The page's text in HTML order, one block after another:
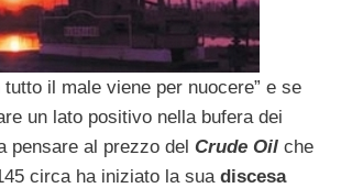
tutto il male viene per nuocere” e se
un lato positivo nella bufera dei
pensare al prezzo del Crude Oil che
circa ha iniziato la sua discesa